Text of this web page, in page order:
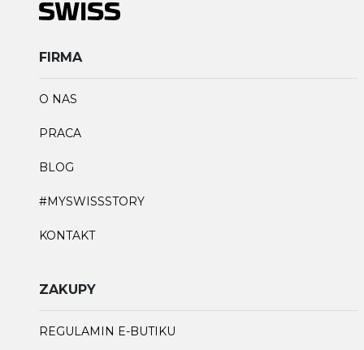
FIRMA
O NAS
PRACA
BLOG
#MYSWISSSTORY
KONTAKT
ZAKUPY
REGULAMIN E-BUTIKU